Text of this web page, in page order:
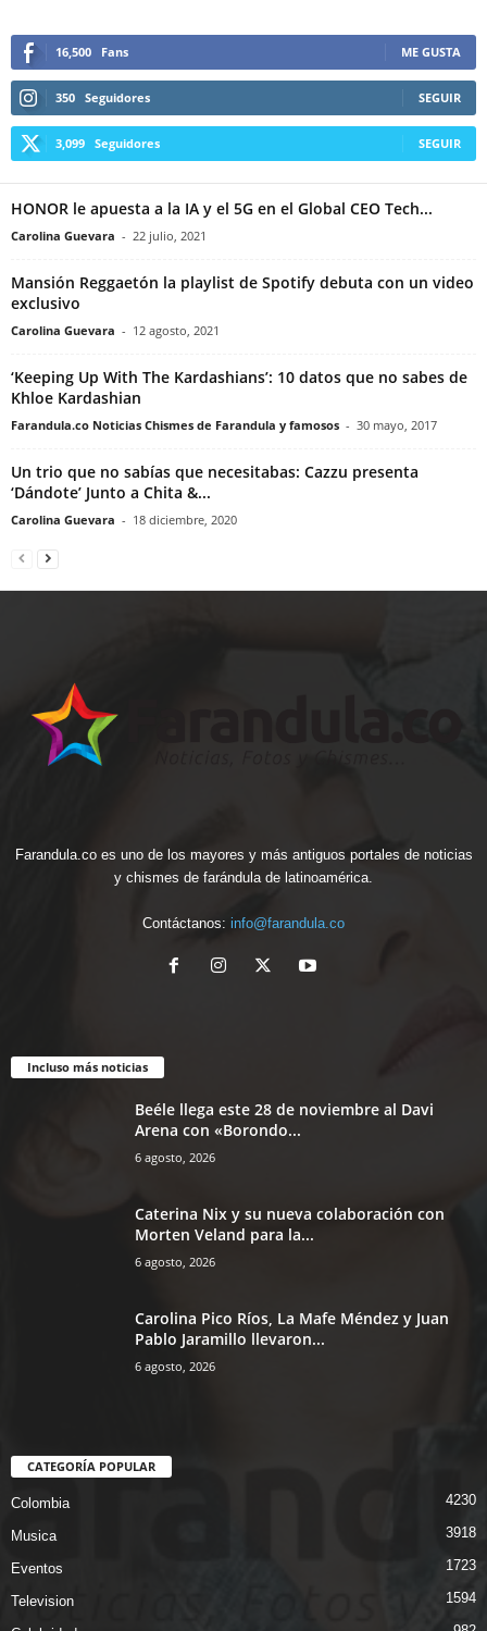
16,500 Fans ME GUSTA
350 Seguidores SEGUIR
3,099 Seguidores SEGUIR
HONOR le apuesta a la IA y el 5G en el Global CEO Tech...
Carolina Guevara - 22 julio, 2021
Mansión Reggaetón la playlist de Spotify debuta con un video
exclusivo
Carolina Guevara - 12 agosto, 2021
‘Keeping Up With The Kardashians’: 10 datos que no sabes de
Khloe Kardashian
Farandula.co Noticias Chismes de Farandula y famosos - 30 mayo, 2017
Un trio que no sabías que necesitabas: Cazzu presenta
‘Dándote’ Junto a Chita &...
Carolina Guevara - 18 diciembre, 2020
Farandula.co es uno de los mayores y más antiguos portales de noticias
y chismes de farándula de latinoamérica.
Contáctanos: info@farandula.co
Incluso más noticias
Beéle llega este 28 de noviembre al Davi
Arena con «Borondo...
6 agosto, 2026
Caterina Nix y su nueva colaboración con
Morten Veland para la...
6 agosto, 2026
Carolina Pico Ríos, La Mafe Méndez y Juan
Pablo Jaramillo llevaron...
6 agosto, 2026
CATEGORÍA POPULAR
Colombia 4230
Musica 3918
Eventos 1723
Television 1594